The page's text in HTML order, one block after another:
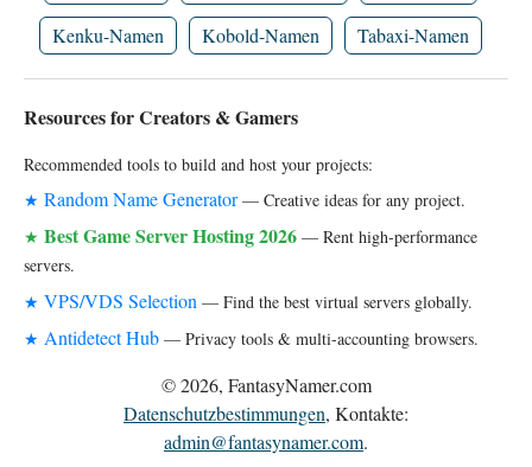
Kenku-Namen
Kobold-Namen Tabaxi-Namen
Resources for Creators & Gamers
Recommended tools to build and host your projects:
★ Random Name Generator— Creative ideas for any project.
★ Best Game Server Hosting 2026 — Rent high-performance
servers.
★ VPS/VDS Selection — Find the best virtual servers globally.
★ Antidetect Hub — Privacy tools & multi-accounting browsers.
© 2026, FantasyNamer.com
Datenschutzbestimmungen, Kontakte:
admin@fantasynamer.com.